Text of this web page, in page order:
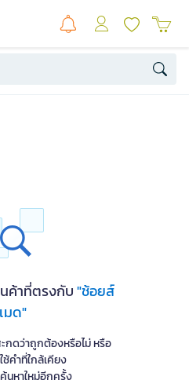
ค้าที่ตรงกับ"ช้อยส์
เมด"
กดว่าถูกต้องหรือไม่ หรือ
ช้คำที่ใกล้เคียง
นหาใหม่อีกครั้ง